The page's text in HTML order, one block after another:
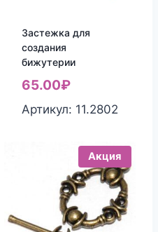
Застежка для
создания
бижутерии
65.00₽
Артикул: 11.2802
Акция